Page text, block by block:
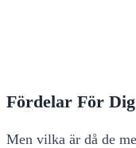
Fördelar För
Men vilka är då de